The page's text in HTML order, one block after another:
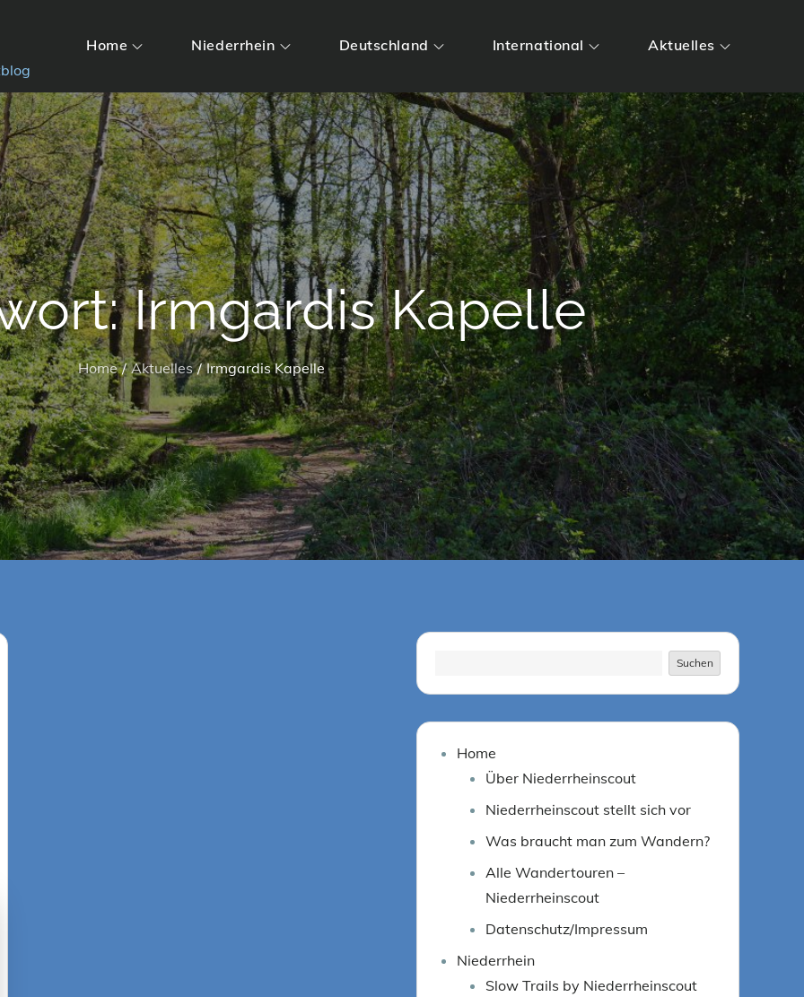
Home Niederrhein Deutschland International Aktuelles
Irmgardis Kapelle
Home Aktuelles Irmgardis Kapelle
Suchen
Home
Über Niederrheinscout
Niederrheinscout stellt sich vor
Was braucht man zum Wandern?
Alle Wandertouren –
Niederrheinscout
Datenschutz/Impressum
Niederrhein
Slow Trails by Niederrheinscout